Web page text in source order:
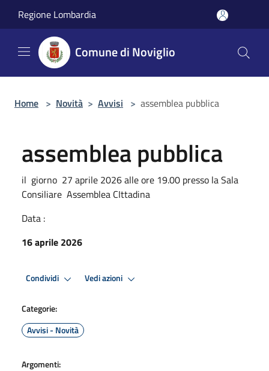
Regione Lombardia
Comune di Noviglio
Home > Novità > Avvisi > assemblea pubblica
assemblea pubblica
il giorno 27 aprile 2026 alle ore 19.00 presso la Sala
Consiliare Assemblea CIttadina
Data :
16 aprile 2026
Condividi Vedi azioni
Categorie:
Avvisi - Novità
Argomenti: